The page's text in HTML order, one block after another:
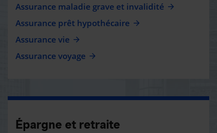
Assurance maladie grave et invalidité
Assurance prêt hypothécaire
Assurance vie
Assurance voyage
Épargne et retraite